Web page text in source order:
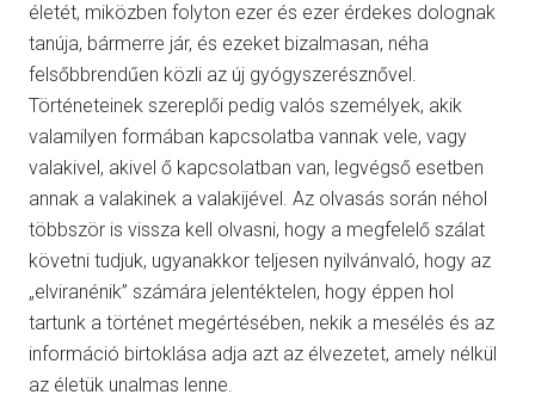
életét, miközben folyton ezer és ezer érdekes dolognak
tanúja, bármerre jár, és ezeket bizalmasan, néha
felsőbbrendűen közli az új gyógyszerésznővel.
Történeteinek szereplői pedig valós személyek, akik
valamilyen formában kapcsolatba vannak vele, vagy
valakivel, akivel ő kapcsolatban van, legvégső esetben
annak a valakinek a valakijével. Az olvasás során néhol
többször is vissza kell olvasni, hogy a megfelelő szálat
követni tudjuk, ugyanakkor teljesen nyilvánvaló, hogy az
„elviranénik” számára jelentéktelen, hogy éppen hol
tartunk a történet megértésében, nekik a mesélés és az
információ birtoklása adja azt az élvezetet, amely nélkül
az életük unalmas lenne.